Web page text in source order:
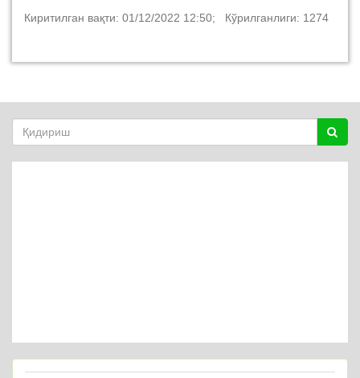
Киритилган вақти: 01/12/2022 12:50; Кўрилганлиги: 1274